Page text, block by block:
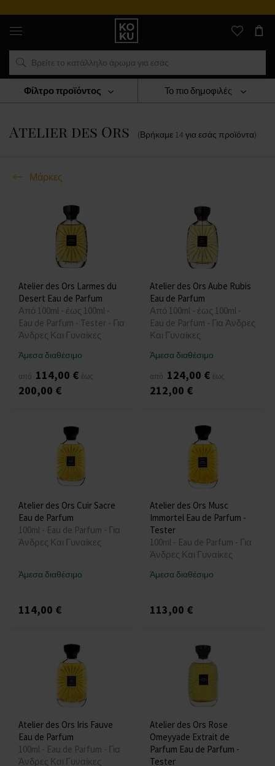
Αυθεντικά
αρώματα
και
ρολόγια
σε
μέρος
Μάρκες
Atelier Des Ors
Atelier des Ors (Βρήκαμε 14 για εσάς προϊόντα)
Το πιο δημοφιλές
Μάρκες
Φίλτρο προϊόντος
Atelier des Ors Larmes du
Desert Eau de Parfum
Από 100ml - έως 100ml -
Eau de Parfum - Tester - Για
Άνδρες Και Γυναίκες
Άμεσα διαθέσιμο
από 114,00 € έως
200,00 €
Atelier des Ors Aube Rubis
Eau de Parfum
Από 100ml - έως 100ml -
Eau de Parfum - Για Άνδρες
Και Γυναίκες
Άμεσα διαθέσιμο
από 124,00 € έως
212,00 €
Atelier des Ors Cuir Sacre
Eau de Parfum
100ml - Eau de Parfum - Για
Άνδρες Και Γυναίκες
Άμεσα διαθέσιμο
114,00 €
Atelier des Ors Musc
Immortel Eau de Parfum -
Tester
100ml - Eau de Parfum - Για
Άνδρες Και Γυναίκες
Άμεσα διαθέσιμο
113,00 €
Atelier des Ors Iris Fauve
Eau de Parfum
100ml - Eau de Parfum - Για
Άνδρες Και Γυναίκες
Atelier des Ors Rose
Omeyyade Extrait de
Parfum Eau de Parfum -
Tester